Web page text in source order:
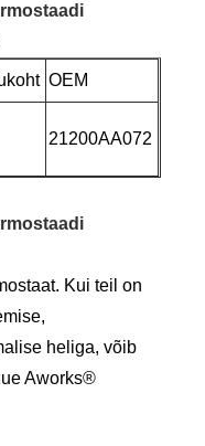
OEM
21200AA072
Kui teil on
heliga, võib
Aworks®